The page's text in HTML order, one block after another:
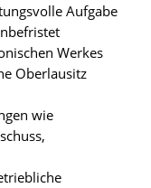
Aufgabe
Werkes
Oberlausitz
wie